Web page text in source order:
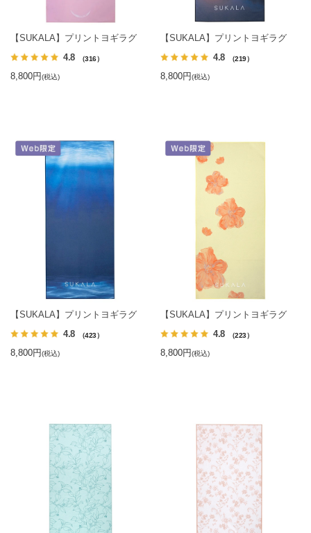
【SUKALA】プリントヨギラグ
4.8 （316）
8,800円(税込)
【SUKALA】プリントヨギラグ
4.8 （219）
8,800円(税込)
【SUKALA】プリントヨギラグ
4.8 （423）
8,800円(税込)
【SUKALA】プリントヨギラグ
4.8 （223）
8,800円(税込)